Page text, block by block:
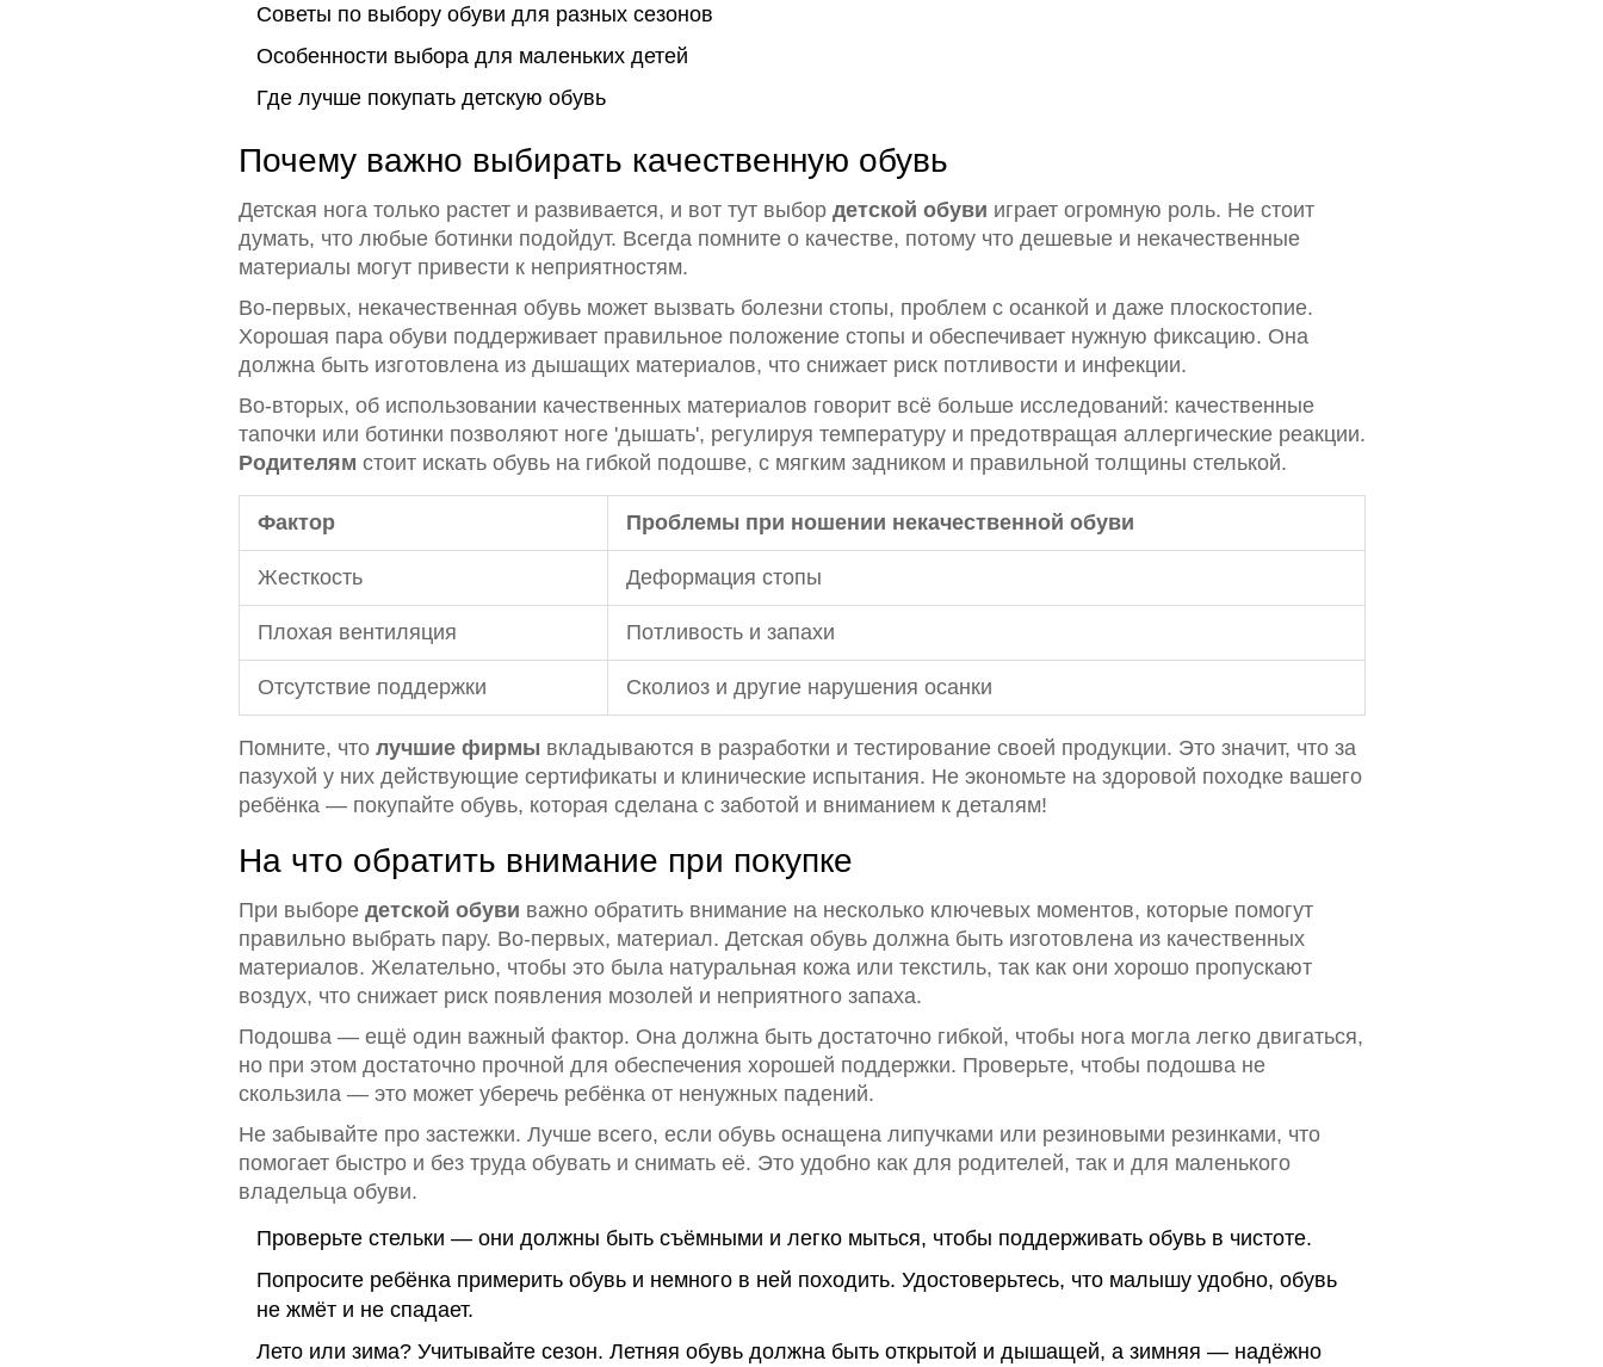
Советы по выбору обуви для разных сезонов
Особенности выбора для маленьких детей
Где лучше покупать детскую обувь
Почему важно выбирать качественную обувь
Детская нога только растет и развивается, и вот тут выбор детской обуви играет огромную роль. Не стоит
думать, что любые ботинки подойдут. Всегда помните о качестве, потому что дешевые и некачественные
материалы могут привести к неприятностям.
Во-первых, некачественная обувь может вызвать болезни стопы, проблем с осанкой и даже плоскостопие.
Хорошая пара обуви поддерживает правильное положение стопы и обеспечивает нужную фиксацию. Она
должна быть изготовлена из дышащих материалов, что снижает риск потливости и инфекции.
Во-вторых, об использовании качественных материалов говорит всё больше исследований: качественные
тапочки или ботинки позволяют ноге 'дышать', регулируя температуру и предотвращая аллергические реакции.
Родителям стоит искать обувь на гибкой подошве, с мягким задником и правильной толщины стелькой.
Фактор Проблемы при ношении некачественной обуви
Жесткость Деформация стопы
Плохая вентиляция Потливость и запахи
Отсутствие поддержки Сколиоз и другие нарушения осанки
Помните, что лучшие фирмы вкладываются в разработки и тестирование своей продукции. Это значит, что за
пазухой у них действующие сертификаты и клинические испытания. Не экономьте на здоровой походке вашего
ребёнка — покупайте обувь, которая сделана с заботой и вниманием к деталям!
На что обратить внимание при покупке
При выборе детской обуви важно обратить внимание на несколько ключевых моментов, которые помогут
правильно выбрать пару. Во-первых, материал. Детская обувь должна быть изготовлена из качественных
материалов. Желательно, чтобы это была натуральная кожа или текстиль, так как они хорошо пропускают
воздух, что снижает риск появления мозолей и неприятного запаха.
Подошва — ещё один важный фактор. Она должна быть достаточно гибкой, чтобы нога могла легко двигаться,
но при этом достаточно прочной для обеспечения хорошей поддержки. Проверьте, чтобы подошва не
скользила — это может уберечь ребёнка от ненужных падений.
Не забывайте про застежки. Лучше всего, если обувь оснащена липучками или резиновыми резинками, что
помогает быстро и без труда обувать и снимать её. Это удобно как для родителей, так и для маленького
владельца обуви.
Проверьте стельки — они должны быть съёмными и легко мыться, чтобы поддерживать обувь в чистоте.
Попросите ребёнка примерить обувь и немного в ней походить. Удостоверьтесь, что малышу удобно, обувь
не жмёт и не спадает.
Лето или зима? Учитывайте сезон. Летняя обувь должна быть открытой и дышащей, а зимняя — надёжно